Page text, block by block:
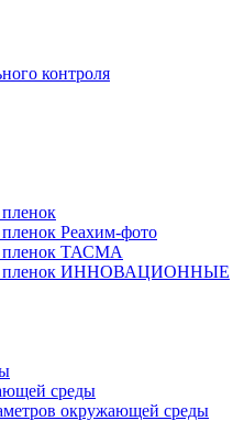
контроля
Реахим-фото
пленок ТАСМА
пленок ИННОВАЦИОННЫЕ
среды
окружающей среды